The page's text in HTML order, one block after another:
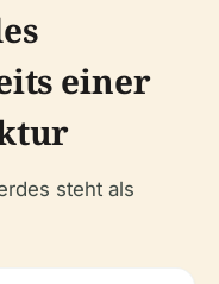
einer
steht als